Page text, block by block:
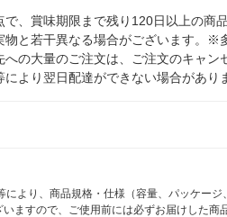
、賞味期限まで残り120日以上の商
と若干異なる場合がございます。※
の大量のご注文は、ご注文のキャン
より翌日配達ができない場合があり
より、商品規格・仕様（容量、パッケー
ますので、ご使用前には必ずお届けした商